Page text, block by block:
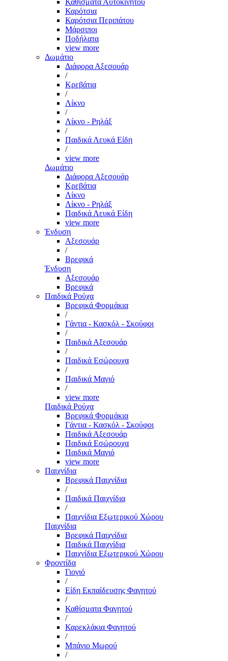
Καθίσματα Αυτοκινήτου
Καρότσια
Καρότσια Περιπάτου
Μάρσιποι
Ποδήλατα
view more
Δωμάτιο
Διάφορα Αξεσουάρ
/
Κρεβάτια
/
Λίκνο
/
Λίκνο - Ρηλάξ
/
Παιδικά Λευκά Είδη
/
view more
Δωμάτιο
Διάφορα Αξεσουάρ
Κρεβάτια
Λίκνο
Λίκνο - Ρηλάξ
Παιδικά Λευκά Είδη
view more
Ένδυση
Αξεσουάρ
/
Βρεφικά
Ένδυση
Αξεσουάρ
Βρεφικά
Παιδικά Ρούχα
Βρεφικά Φορμάκια
/
Γάντια - Κασκόλ - Σκούφοι
/
Παιδικά Αξεσουάρ
/
Παιδικά Εσώρουχα
/
Παιδικά Μαγιό
/
view more
Παιδικά Ρούχα
Βρεφικά Φορμάκια
Γάντια - Κασκόλ - Σκούφοι
Παιδικά Αξεσουάρ
Παιδικά Εσώρουχα
Παιδικά Μαγιό
view more
Παιχνίδια
Βρεφικά Παιχνίδια
/
Παιδικά Παιχνίδια
/
Παιχνίδια Εξωτερικού Χώρου
Παιχνίδια
Βρεφικά Παιχνίδια
Παιδικά Παιχνίδια
Παιχνίδια Εξωτερικού Χώρου
Φροντίδα
Γιογιό
/
Είδη Εκπαίδευσης Φαγητού
/
Καθίσματα Φαγητού
/
Καρεκλάκια Φαγητού
/
Μπάνιο Μωρού
/